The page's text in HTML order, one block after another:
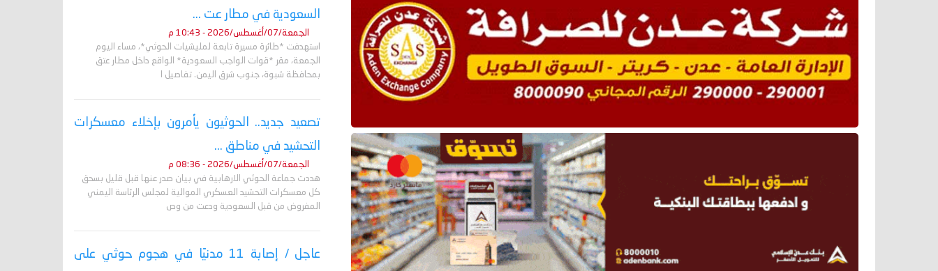
السعودية في مطار عت ...
الجمعة/07/أغسطس/2026 - 10:43 م
استهدفت *طائرة مسيرة تابعة لمليشيات الحوثي*، مساء اليوم
الجمعة، مقر *قوات الواجب السعودية* الواقع داخل مطار عتق
بمحافظة شبوة، جنوب شرق اليمن. تفاصيل ا
تصعيد جديد.. الحوثيون يأمرون بإخلاء معسكرات
التحشيد في مناطق ...
الجمعة/07/أغسطس/2026 - 08:36 م
هددت جماعة الحوثي الارهابية في بيان صدر عنها قبل قليل بسحق
كل معسكرات التحشيد العسكري الموالية لمجلس الرئاسة اليمني
المفروض من قبل السعودية ودعت من وص
عاجل / إصابة 11 مدنيًا في هجوم حوثي على